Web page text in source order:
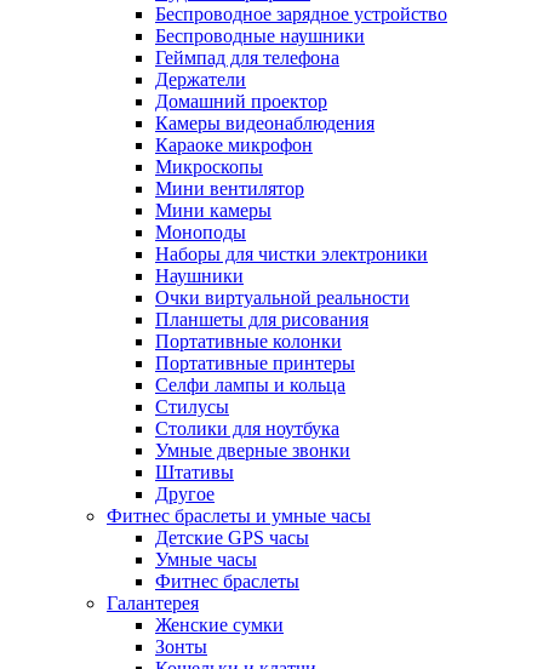
Беспроводное зарядное устройство
Беспроводные наушники
Геймпад для телефона
Держатели
Домашний проектор
Камеры видеонаблюдения
Караоке микрофон
Микроскопы
Мини вентилятор
Мини камеры
Моноподы
Наборы для чистки электроники
Наушники
Очки виртуальной реальности
Планшеты для рисования
Портативные колонки
Портативные принтеры
Селфи лампы и кольца
Стилусы
Столики для ноутбука
Умные дверные звонки
Штативы
Другое
Фитнес браслеты и умные часы
Детские GPS часы
Умные часы
Фитнес браслеты
Галантерея
Женские сумки
Зонты